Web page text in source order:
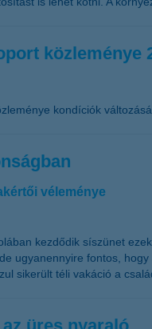
közleménye
kondíciók
véleménye
kezdődik síszünet
ugyanennyire fontos,
sikerült téli vakáció a